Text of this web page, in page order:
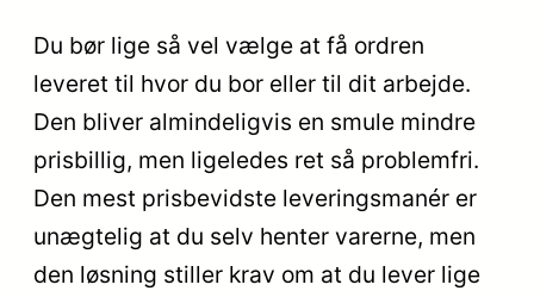
Du bør lige så vel vælge at få ordren
leveret til hvor du bor eller til dit arbejde.
Den bliver almindeligvis en smule mindre
prisbillig, men ligeledes ret så problemfri.
Den mest prisbevidste leveringsmanér er
unægtelig at du selv henter varerne, men
den løsning stiller krav om at du lever lige